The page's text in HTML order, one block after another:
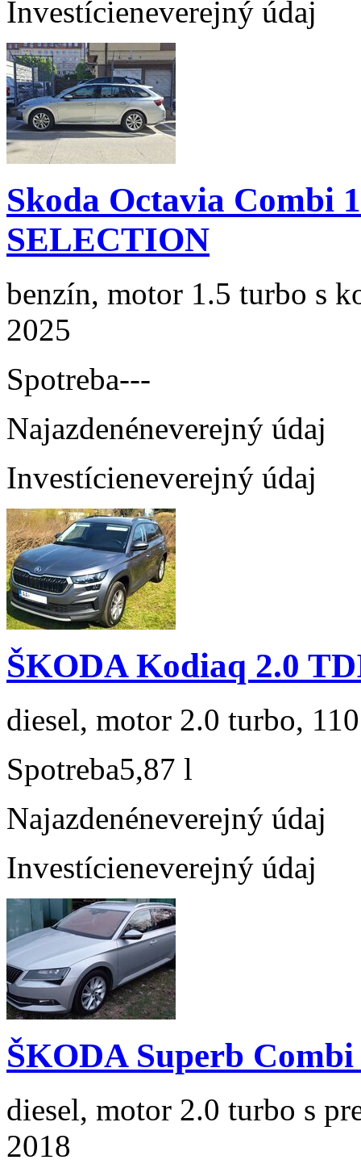
Investícieneverejný údaj
Skoda Octavia Combi
SELECTION
benzín, motor 1.5 turbo s
2025
Spotreba---
Najazdenéneverejný údaj
Investícieneverejný údaj
ŠKODA Kodiaq 2.0
diesel, motor 2.0 turbo,
Spotreba5,87 l
Najazdenéneverejný údaj
Investícieneverejný údaj
ŠKODA Superb
diesel, motor 2.0 turbo s
2018